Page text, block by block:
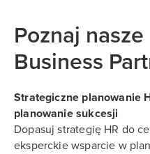
Poznaj nasze
Business
Strategiczne planowanie
planowanie sukcesji
Dopasuj strategię HR do
eksperckie wsparcie w